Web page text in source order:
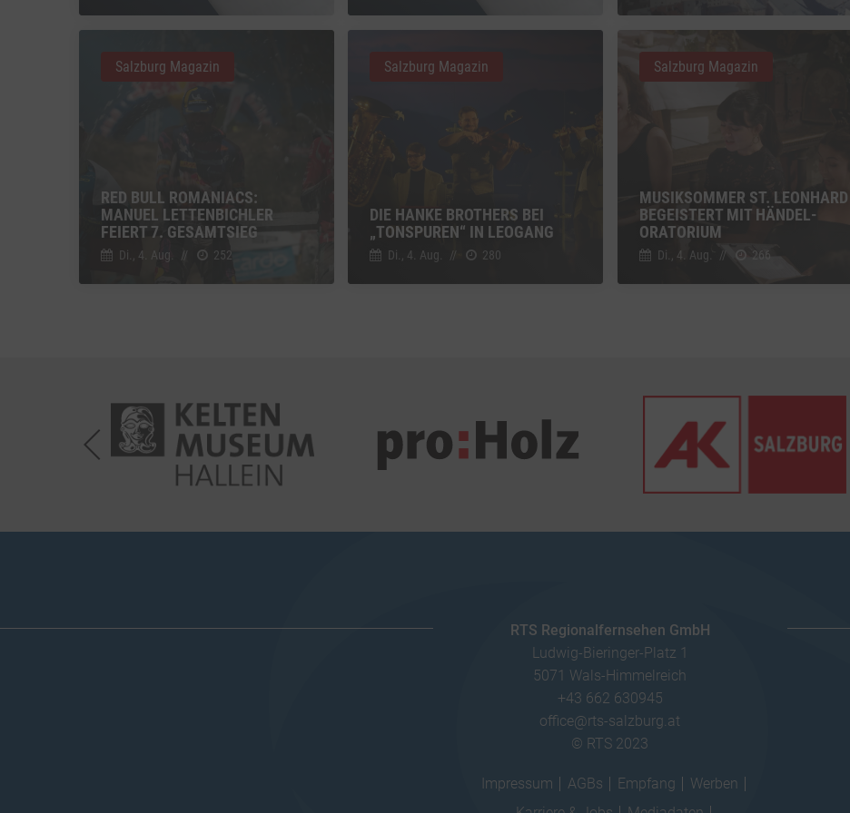
RED BULL ROMANIACS:
MANUEL LETTENBICHLER
FEIERT 7. GESAMTSIEG
Di., 4. Aug. // 252
Salzburg Magazin
DIE HANKE BROTHERS BEI
„TONSPUREN“ IN LEOGANG
Di., 4. Aug. // 280
Salzburg Magazin
MUSIKSOMMER ST. LEONHARD
BEGEISTERT MIT HÄNDEL-
ORATORIUM
Di., 4. Aug. // 266
Salzburg Magazin
RTS Regionalfernsehen GmbH
Ludwig-Bieringer-Platz 1
5071 Wals-Himmelreich
+43 662 630945
office@rts-salzburg.at
© RTS 2023
Impressum AGBs Empfang
Werben
zu Vimeo
YouTube